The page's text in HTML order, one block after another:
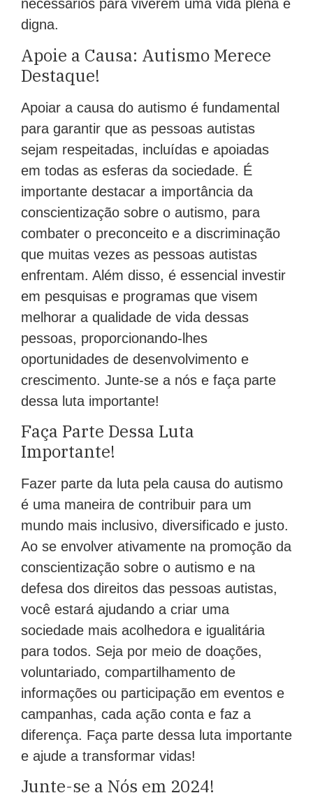
necessários para viverem uma vida plena e
digna.
Apoie a Causa: Autismo Merece
Destaque!
Apoiar a causa do autismo é fundamental
para garantir que as pessoas autistas
sejam respeitadas, incluídas e apoiadas
em todas as esferas da sociedade. É
importante destacar a importância da
conscientização sobre o autismo, para
combater o preconceito e a discriminação
que muitas vezes as pessoas autistas
enfrentam. Além disso, é essencial investir
em pesquisas e programas que visem
melhorar a qualidade de vida dessas
pessoas, proporcionando-lhes
oportunidades de desenvolvimento e
crescimento. Junte-se a nós e faça parte
dessa luta importante!
Faça Parte Dessa Luta
Importante!
Fazer parte da luta pela causa do autismo
é uma maneira de contribuir para um
mundo mais inclusivo, diversificado e justo.
Ao se envolver ativamente na promoção da
conscientização sobre o autismo e na
defesa dos direitos das pessoas autistas,
você estará ajudando a criar uma
sociedade mais acolhedora e igualitária
para todos. Seja por meio de doações,
voluntariado, compartilhamento de
informações ou participação em eventos e
campanhas, cada ação conta e faz a
diferença. Faça parte dessa luta importante
e ajude a transformar vidas!
Junte-se a Nós em 2024!